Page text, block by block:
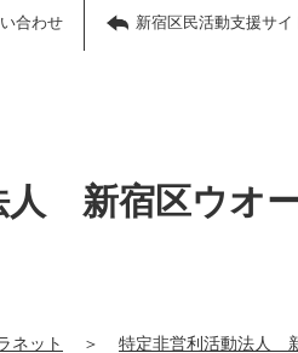
合わせ 新宿区民活動支援サ
人 新宿区ウオ
ネット ＞ 特定非営利活動法人